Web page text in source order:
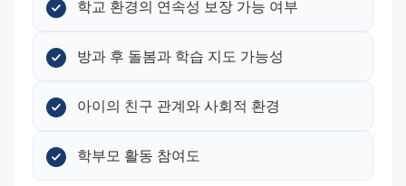
학교 환경의 연속성 보장 가능 여부
방과 후 돌봄과 학습 지도 가능성
아이의 친구 관계와 사회적 환경
학부모 활동 참여도